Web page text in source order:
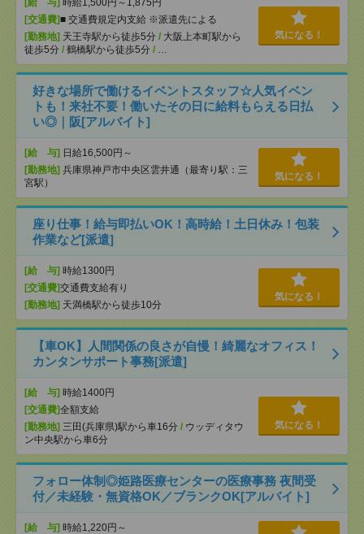
[給 与] 時給1,500円～1,875円
[交通費]■ 交通費規定内支給 ※派遣先による
[勤務地] 天王寺駅から徒歩5分 / 大阪上本町駅から
徒歩5分 / 鶴橋駅から徒歩5分 / …
気になる！
好きな場所で働けるイベントスタッフ☆人気イベン
トも！来社不要！働いたその日に給料もらえる日払
い◎｜阪[アルバイト]
[給 与] 日給16,500円～
[勤務地] 兵庫県神戸市中央区雲井通（最寄り駅：三
宮駅）
気になる！
座り仕事！給与即払いOK！高時給！土日休み！包装
作業など[派遣]
[給 与] 時給1300円
[交通費]交通費支給有り
[勤務地] 天満橋駅から徒歩10分
気になる！
【車OK】人間関係の良さが自慢！綺麗なオフィス！
カンタンサポート事務[派遣]
[給 与] 時給1400円
[交通費]全額支給
[勤務地] 三田(兵庫県)駅から車16分 / ウッディタウ
ン中央駅から車6分
気になる！
フォロー体制◎姫路医療センターの医療事務 夜間受
付／未経験・無資格OK／ブランクOK[アルバイト]
[給 与] 時給1,220円～